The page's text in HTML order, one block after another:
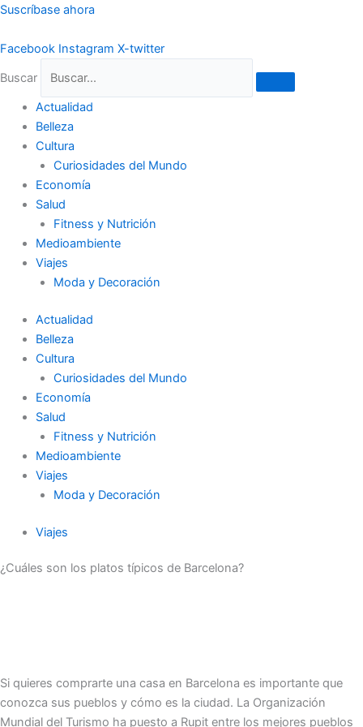
Ir
contenido
Suscríbase ahora
Facebook Instagram X-twitter
Buscar
Actualidad
Belleza
Cultura
Curiosidades del Mundo
Economía
Salud
Fitness y Nutrición
Medioambiente
Viajes
Moda y Decoración
Actualidad
Belleza
Cultura
Curiosidades del Mundo
Economía
Salud
Fitness y Nutrición
Medioambiente
Viajes
Moda y Decoración
Viajes
¿Cuáles son los platos típicos de Barcelona?
Si quieres comprarte una casa en Barcelona es importante que
conozca sus pueblos y cómo es la ciudad. La Organización
Mundial del Turismo ha puesto a Rupit entre los mejores pueblos